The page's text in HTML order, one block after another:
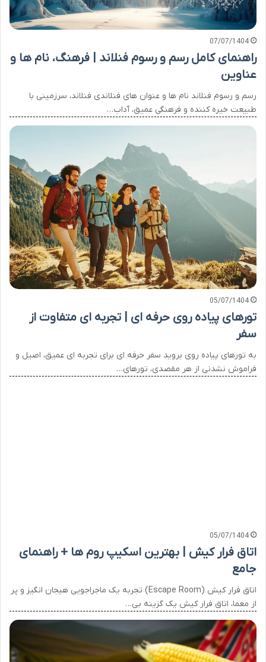
07/07/1404
راهنمای کامل رسم و رسوم فنلاند | فرهنگ، نام ها و
عناوین
رسم و رسوم فنلاند نام ها و عنوان های فنلاندی فنلاند، سرزمینی با
طبیعت خیره کننده و فرهنگی عمیق، آداب…
05/07/1404
تورهای پیاده روی حرفه ای | تجربه ای متفاوت از
سفر
به تورهای پیاده روی بروید سفر حرفه ای برای تجربه ای عمیق، اصیل و
فراموش نشدنی از هر مقصدی، تورهای…
05/07/1404
اتاق فرار کیش | بهترین اسکیپ روم ها + راهنمای
جامع
اتاق فرار کیش (Escape Room) تجربه یک ماجراجویی هیجان انگیز و پر
از معما، اتاق فرار کیش یک گزینه بی…